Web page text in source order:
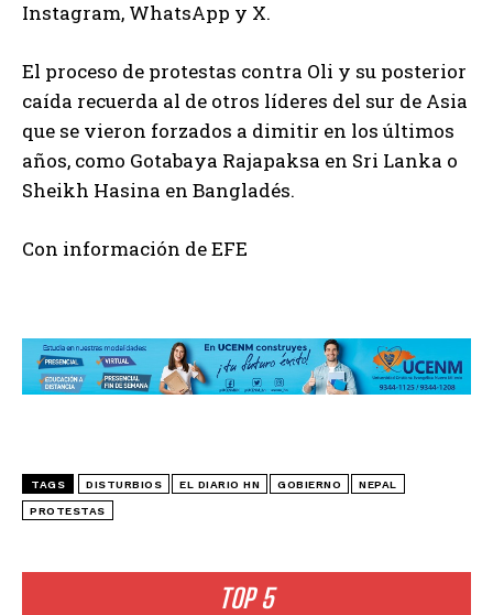
TOP 5
Instagram, WhatsApp y X.
El proceso de protestas contra Oli y su posterior
caída recuerda al de otros líderes del sur de Asia
que se vieron forzados a dimitir en los últimos
años, como Gotabaya Rajapaksa en Sri Lanka o
Sheikh Hasina en Bangladés.
Con información de EFE
TAGS DISTURBIOS EL DIARIO HN GOBIERNO NEPAL
PROTESTAS